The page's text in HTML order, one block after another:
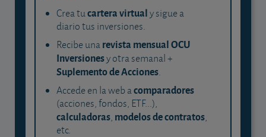
Crea tucartera virtualy sigue a
diario tus inversiones.
Recibe unarevista mensual OCU
Inversionesy otra semanal +
Suplemento de Acciones.
Accede en la web acomparadores
(acciones, fondos, ETF...),
calculadoras, modelos de contratos,
etc.